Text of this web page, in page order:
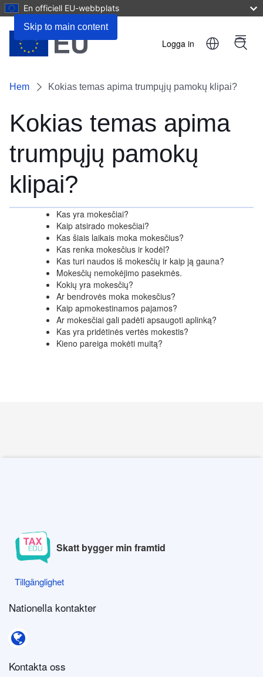
Skip to main content
En officiell EU-webbplats
User
account
Logga in Menu
Hem Kokias temas apima trumpųjų pamokų klipai?
Kokias temas apima
trumpųjų pamokų
klipai?
Kas yra mokesčiai?
Kaip atsirado mokesčiai?
Kas šiais laikais moka mokesčius?
Kas renka mokesčius ir kodėl?
Kas turi naudos iš mokesčių ir kaip ją gauna?
Mokesčių nemokėjimo pasekmės.
Kokių yra mokesčių?
Ar bendrovės moka mokesčius?
Kaip apmokestinamos pajamos?
Ar mokesčiai gali padėti apsaugoti aplinką?
Kas yra pridėtinės vertės mokestis?
Kieno pareiga mokėti muitą?
Skatt bygger min framtid
Tillgänglighet
Tillgänglighet
Nationella kontakter
Kontakta oss